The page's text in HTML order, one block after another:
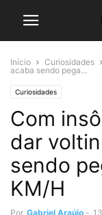
Início Curiosidades
acaba sendo pega...
Curiosidades
Com
dar
sendo
KM/H
Por Gabriel Araújo -